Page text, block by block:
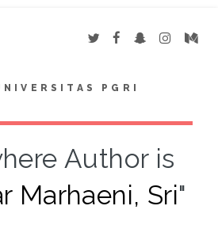
PGRI
Author is
Marhaeni, Sri"